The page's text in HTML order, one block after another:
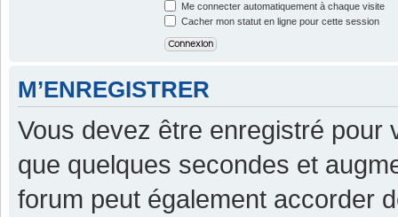
Me connecter automatiquement à chaque visite
Cacher mon statut en ligne pour cette session
M’ENREGISTRER
Vous devez être enregistré pour
que quelques secondes et
forum peut également accorder